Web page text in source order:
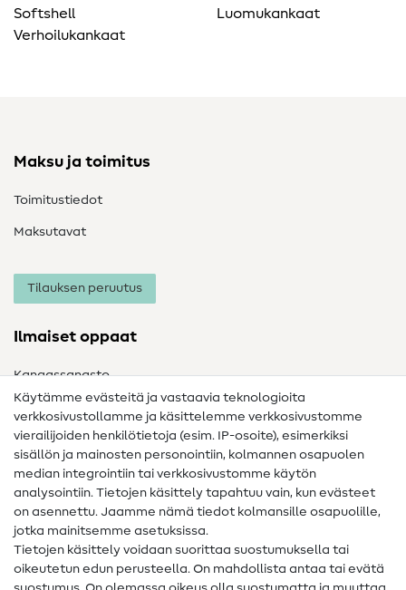
Softshell
Verhoilukankaat
Luomukankaat
Maksu ja toimitus
Toimitustiedot
Maksutavat
Tilauksen peruutus
Ilmaiset oppaat
Kangassanasto
Ompelusanasto
Ompeluohjeet
Apua ja yhteystiedot
Yhteystiedot
Tietoa omistajanvaihdoksesta
FAQ
Käytämme evästeitä ja vastaavia teknologioita
verkkosivustollamme ja käsittelemme verkkosivustomme
vierailijoiden henkilötietoja (esim. IP-osoite), esimerkiksi
sisällön ja mainosten personointiin, kolmannen osapuolen
median integrointiin tai verkkosivustomme käytön
analysointiin. Tietojen käsittely tapahtuu vain, kun evästeet
on asennettu. Jaamme nämä tiedot kolmansille osapuolille,
jotka mainitsemme asetuksissa.
Tietojen käsittely voidaan suorittaa suostumuksella tai
oikeutetun edun perusteella. On mahdollista antaa tai evätä